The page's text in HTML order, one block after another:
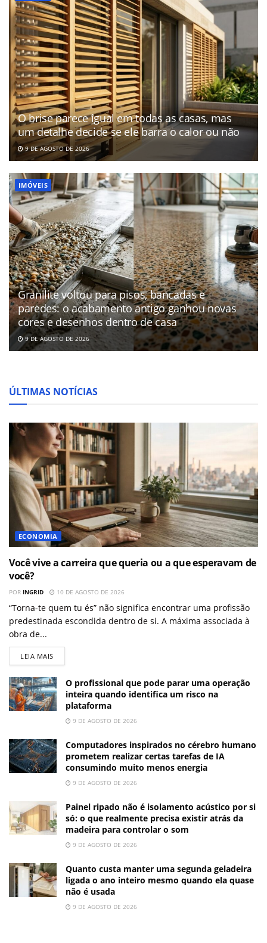
O brise parece igual em todas as casas, mas
um detalhe decide se ele barra o calor ou não
9 DE AGOSTO DE 2026
IMÓVEIS
Granilite voltou para pisos, bancadas e
paredes: o acabamento antigo ganhou novas
cores e desenhos dentro de casa
9 DE AGOSTO DE 2026
ÚLTIMAS NOTÍCIAS
ECONOMIA
Você vive a carreira que queria ou a que esperavam de
você?
POR INGRID 10 DE AGOSTO DE 2026
“Torna-te quem tu és” não significa encontrar uma profissão
predestinada escondida dentro de si. A máxima associada à
obra de...
LEIA MAIS
O profissional que pode parar uma operação
inteira quando identifica um risco na
plataforma
9 DE AGOSTO DE 2026
Computadores inspirados no cérebro humano
prometem realizar certas tarefas de IA
consumindo muito menos energia
9 DE AGOSTO DE 2026
Painel ripado não é isolamento acústico por si
só: o que realmente precisa existir atrás da
madeira para controlar o som
9 DE AGOSTO DE 2026
Quanto custa manter uma segunda geladeira
ligada o ano inteiro mesmo quando ela quase
não é usada
9 DE AGOSTO DE 2026